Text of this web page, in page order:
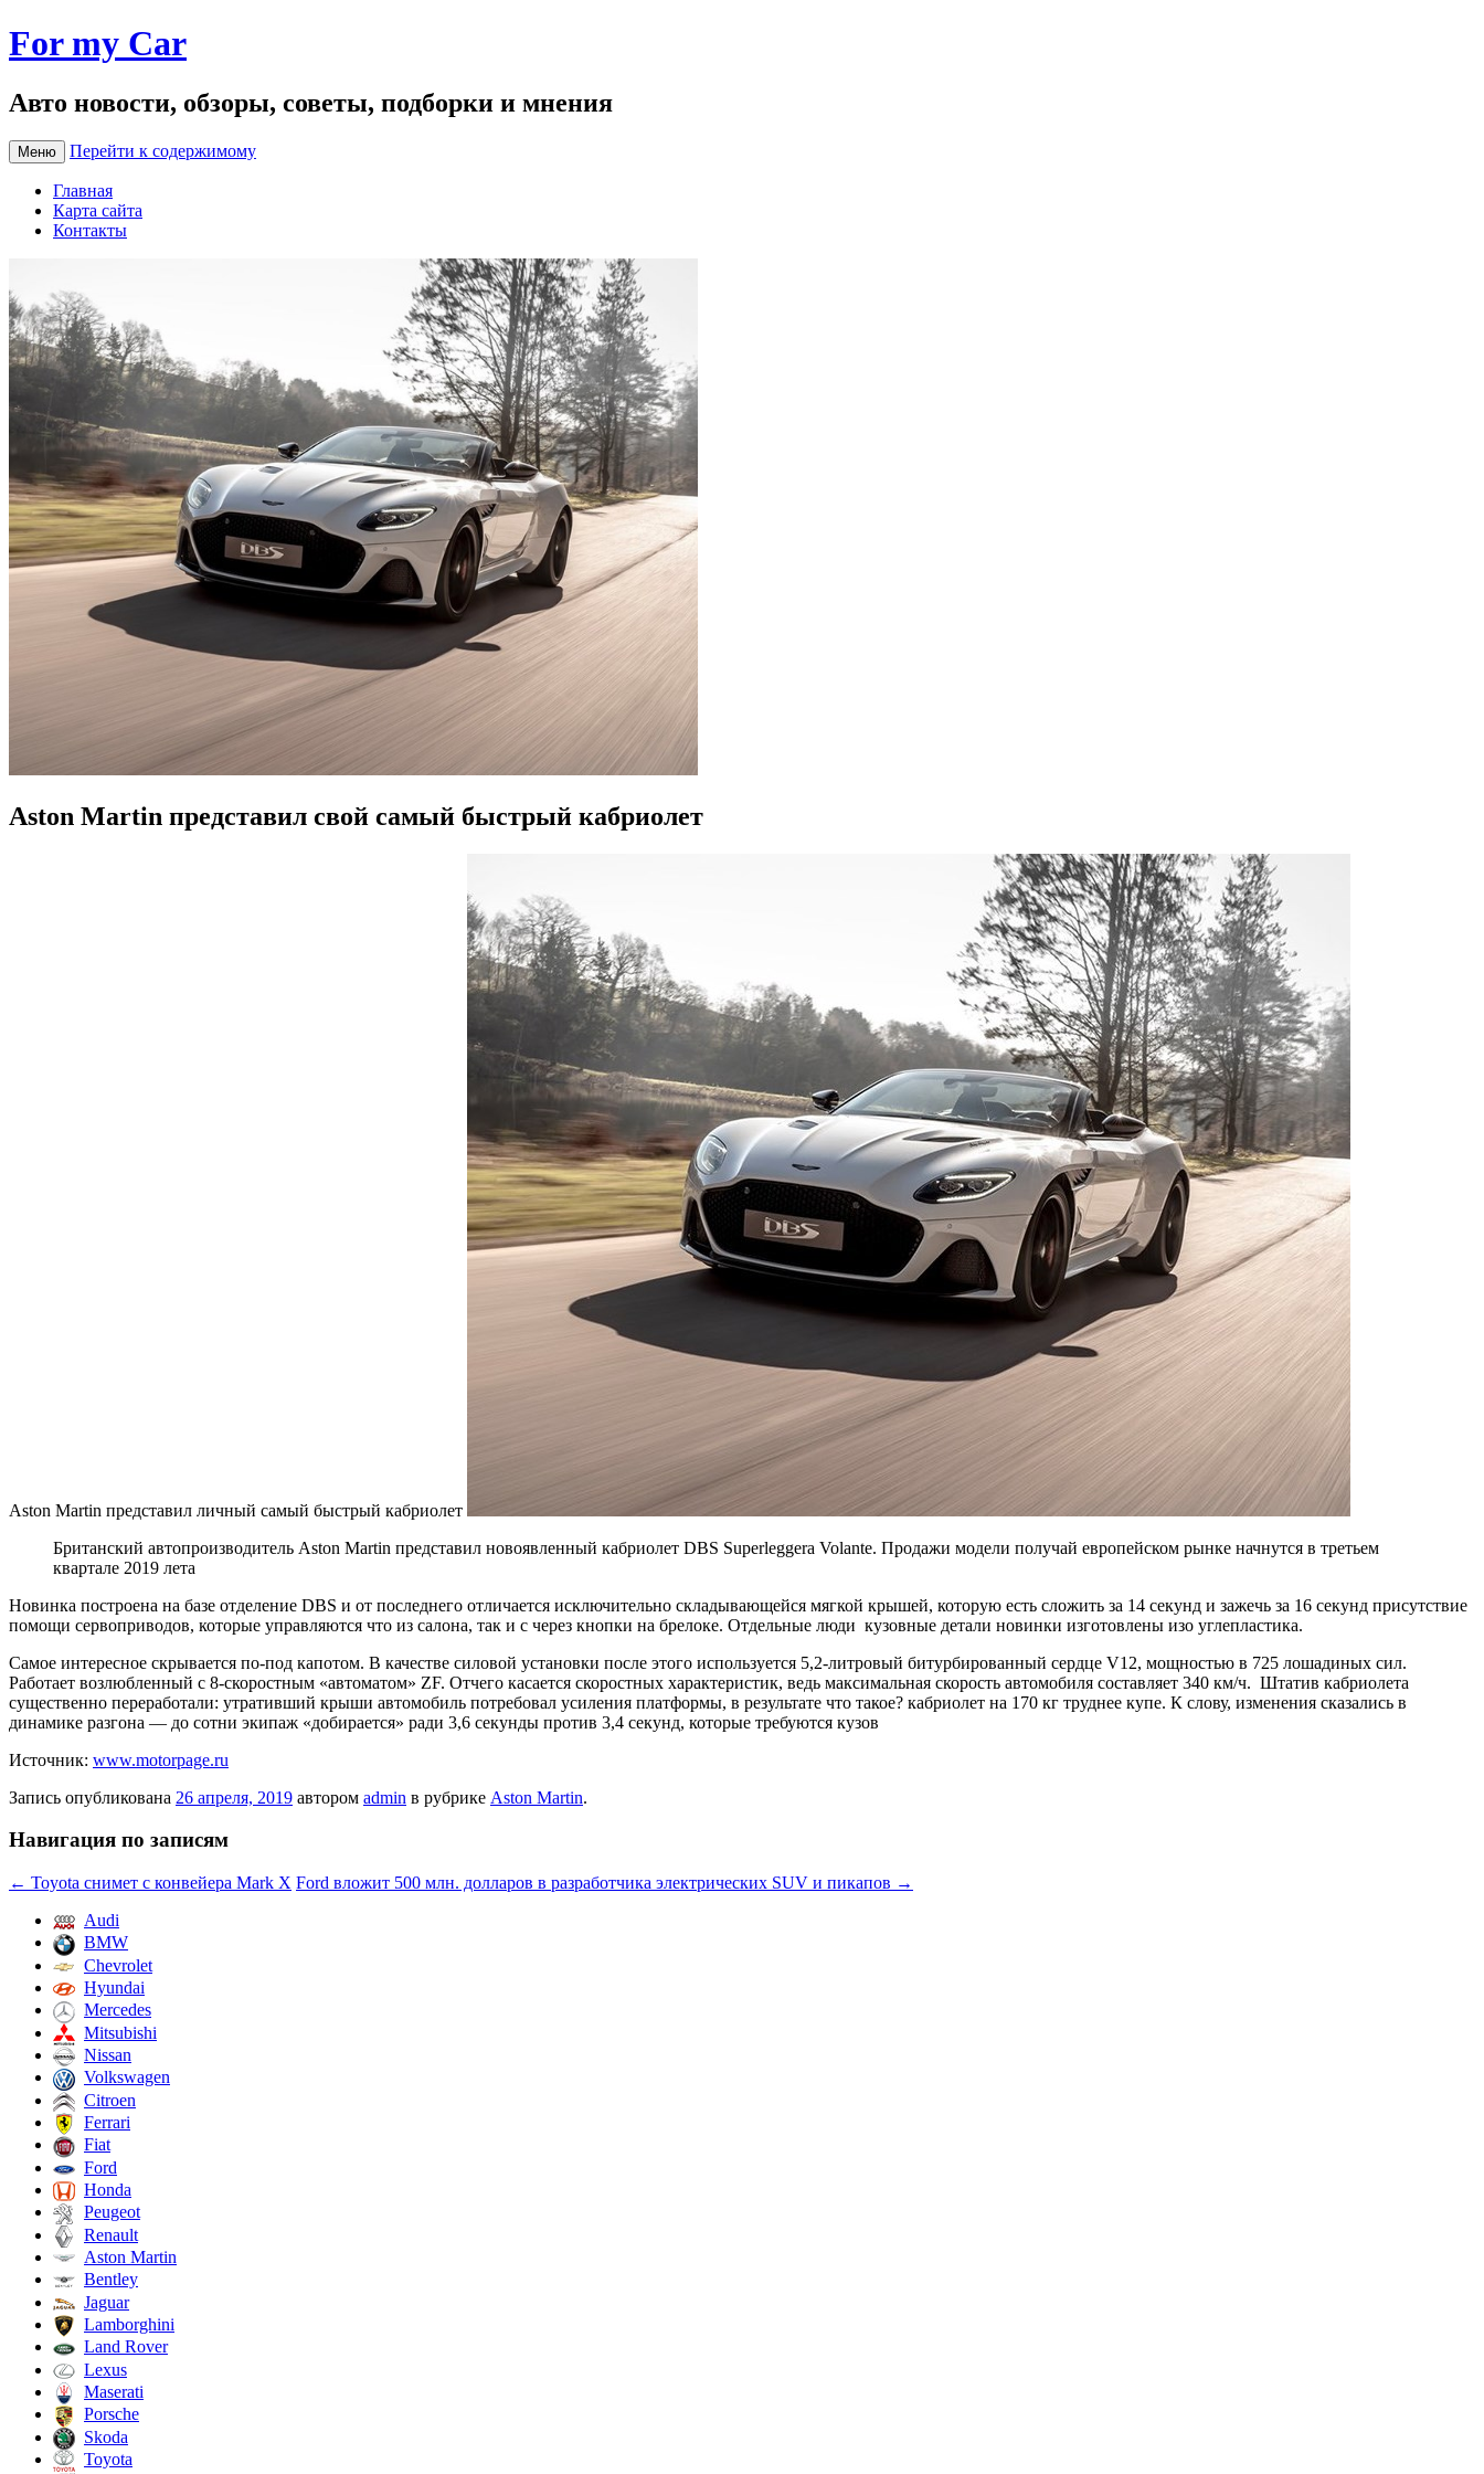
For my Car
Авто новости, обзоры, советы, подборки и мнения
Меню Перейти к содержимому
Главная
Карта сайта
Контакты
Aston Martin представил свой самый быстрый кабриолет
Aston Martin представил личный самый быстрый кабриолет
Британский автопроизводитель Aston Martin представил новоявленный кабриолет DBS Superleggera Volante. Продажи модели получай европейском рынке начнутся в третьем
квартале 2019 лета
Новинка построена на базе отделение DBS и от последнего отличается исключительно складывающейся мягкой крышей, которую есть сложить за 14 секунд и зажечь за 16 секунд присутствие
помощи сервоприводов, которые управляются что из салона, так и с через кнопки на брелоке. Отдельные люди кузовные детали новинки изготовлены изо углепластика.
Самое интересное скрывается по-под капотом. В качестве силовой установки после этого используется 5,2-литровый битурбированный сердце V12, мощностью в 725 лошадиных сил.
Работает возлюбленный с 8-скоростным «автоматом» ZF. Отчего касается скоростных характеристик, ведь максимальная скорость автомобиля составляет 340 км/ч. Штатив кабриолета
существенно переработали: утративший крыши автомобиль потребовал усиления платформы, в результате что такое? кабриолет на 170 кг труднее купе. К слову, изменения сказались в
динамике разгона — до сотни экипаж «добирается» ради 3,6 секунды против 3,4 секунд, которые требуются кузов
Источник: www.motorpage.ru
Запись опубликована 26 апреля, 2019 автором admin в рубрике Aston Martin.
Навигация по записям
← Toyota снимет с конвейера Mark X Ford вложит 500 млн. долларов в разработчика электрических SUV и пикапов →
Audi
BMW
Chevrolet
Hyundai
Mercedes
Mitsubishi
Nissan
Volkswagen
Citroen
Ferrari
Fiat
Ford
Honda
Peugeot
Renault
Aston Martin
Bentley
Jaguar
Lamborghini
Land Rover
Lexus
Maserati
Porsche
Skoda
Toyota